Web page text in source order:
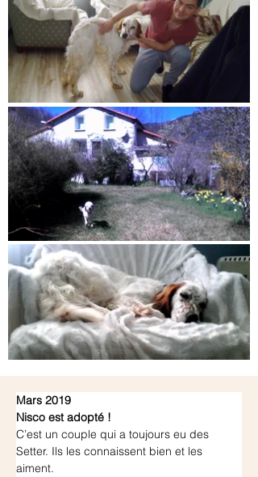
Mars 2019
Nisco est adopté !
C’est un couple qui a toujours eu des
Setter. Ils les connaissent bien et les
aiment.